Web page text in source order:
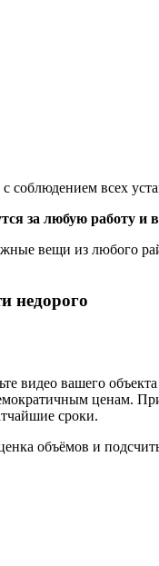
соблюдением всех
за любую работу и
вещи из любого
недорого
видео вашего
ценам.
сроки.
объёмов и